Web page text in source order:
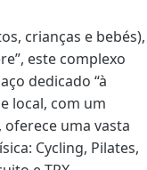
crianças e bebés),
este complexo
dedicado “à
local, com um
uma vasta
Cycling, Pilates,